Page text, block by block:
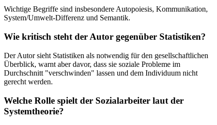
Wichtige Begriffe sind insbesondere Autopoiesis, Kommunikation,
System/Umwelt-Differenz und Semantik.
Wie kritisch steht der Autor gegenüber Statistiken?
Der Autor sieht Statistiken als notwendig für den gesellschaftlichen
Überblick, warnt aber davor, dass sie soziale Probleme im
Durchschnitt "verschwinden" lassen und dem Individuum nicht
gerecht werden.
Welche Rolle spielt der Sozialarbeiter laut der
Systemtheorie?